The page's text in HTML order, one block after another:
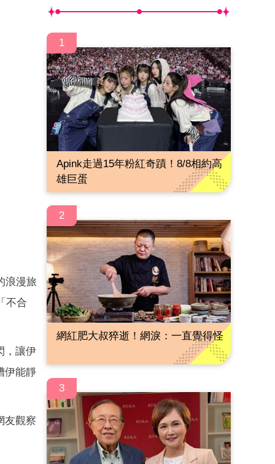
浪漫旅
不合
，讓伊
伊能靜
友觀察
1
Apink走過15年粉紅奇蹟！8/8相約高
雄巨蛋
2
網紅肥大叔猝逝！網淚：一直覺得怪
3